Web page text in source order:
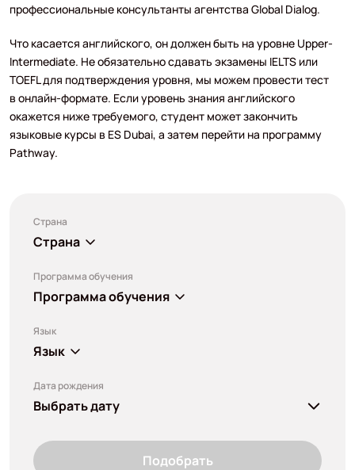
профессиональные консультанты агентства Global Dialog.
Что касается английского, он должен быть на уровне Upper-
Intermediate. Не обязательно сдавать экзамены IELTS или
TOEFL для подтверждения уровня, мы можем провести тест
в онлайн-формате. Если уровень знания английского
окажется ниже требуемого, студент может закончить
языковые курсы в ES Dubai, а затем перейти на программу
Pathway.
Страна
Страна
Программа обучения
Программа обучения
Язык
Язык
Дата рождения
Выбрать дату
Подобрать